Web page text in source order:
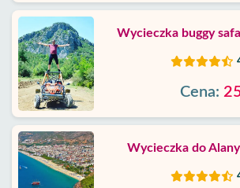
Wycieczka buggy
Cena:
Wycieczka do